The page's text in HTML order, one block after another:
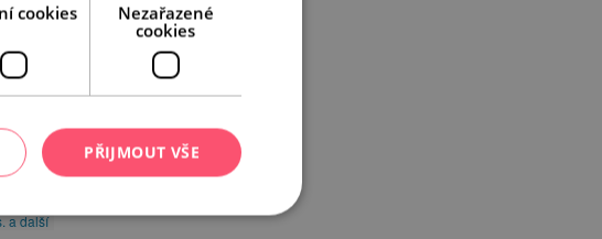
a další
cookies
Nezařazené
cookies
PŘIJMOUT VŠE